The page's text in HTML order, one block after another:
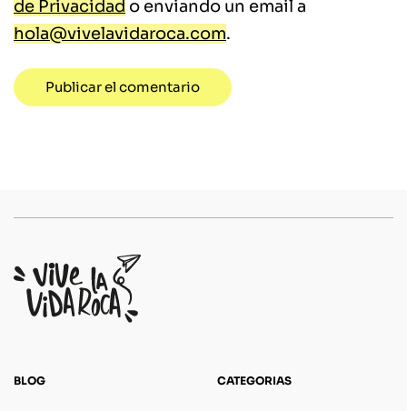
de Privacidad o enviando un email a
hola@vivelavidaroca.com.
BLOG CATEGORIAS